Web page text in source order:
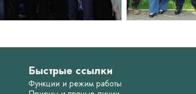
Быстрые ссылки
Функции и режим работы